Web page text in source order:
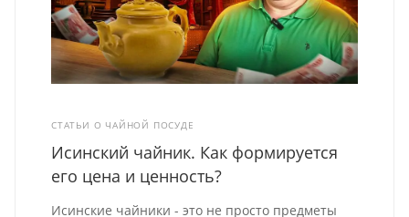
СТАТЬИ О ЧАЙНОЙ ПОСУДЕ
Исинский чайник. Как формируется
его цена и ценность?
Исинские чайники - это не просто предметы